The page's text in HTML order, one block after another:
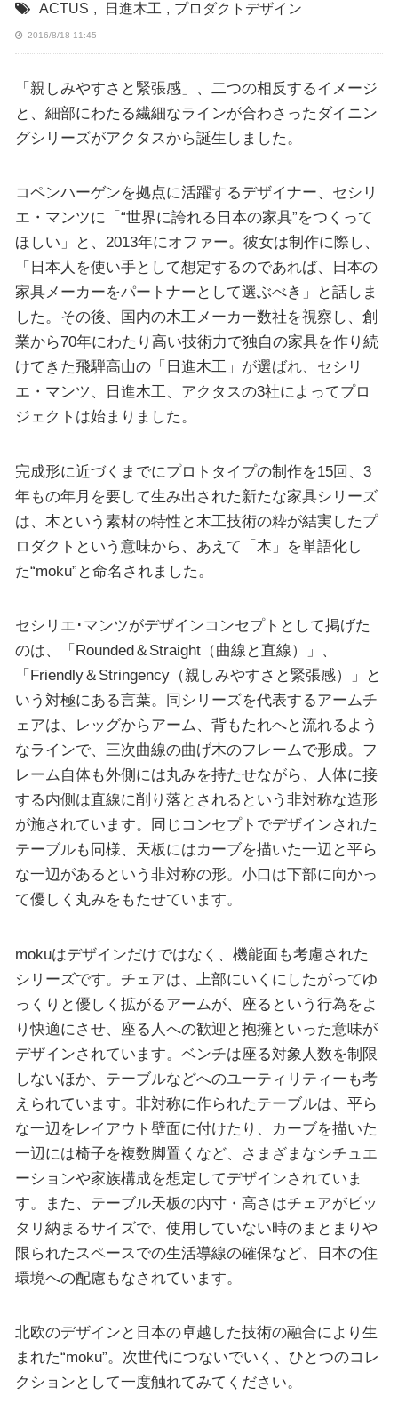
ACTUS , 日進木工 , プロダクトデザイン
2016/8/18 11:45
「親しみやすさと緊張感」、二つの相反するイメージ
と、細部にわたる繊細なラインが合わさったダイニン
グシリーズがアクタスから誕生しました。
コペンハーゲンを拠点に活躍するデザイナー、セシリ
エ・マンツに「“世界に誇れる日本の家具”をつくって
ほしい」と、2013年にオファー。彼女は制作に際し、
「日本人を使い手として想定するのであれば、日本の
家具メーカーをパートナーとして選ぶべき」と話しま
した。その後、国内の木工メーカー数社を視察し、創
業から70年にわたり高い技術力で独自の家具を作り続
けてきた飛騨高山の「日進木工」が選ばれ、セシリ
エ・マンツ、日進木工、アクタスの3社によってプロ
ジェクトは始まりました。
完成形に近づくまでにプロトタイプの制作を15回、3
年もの年月を要して生み出された新たな家具シリーズ
は、木という素材の特性と木工技術の粋が結実したプ
ロダクトという意味から、あえて「木」を単語化し
た“moku”と命名されました。
セシリエ･マンツがデザインコンセプトとして掲げた
のは、「Rounded＆Straight（曲線と直線）」、
「Friendly＆Stringency（親しみやすさと緊張感）」と
いう対極にある言葉。同シリーズを代表するアームチ
ェアは、レッグからアーム、背もたれへと流れるよう
なラインで、三次曲線の曲げ木のフレームで形成。フ
レーム自体も外側には丸みを持たせながら、人体に接
する内側は直線に削り落とされるという非対称な造形
が施されています。同じコンセプトでデザインされた
テーブルも同様、天板にはカーブを描いた一辺と平ら
な一辺があるという非対称の形。小口は下部に向かっ
て優しく丸みをもたせています。
mokuはデザインだけではなく、機能面も考慮された
シリーズです。チェアは、上部にいくにしたがってゆ
っくりと優しく拡がるアームが、座るという行為をよ
り快適にさせ、座る人への歓迎と抱擁といった意味が
デザインされています。ベンチは座る対象人数を制限
しないほか、テーブルなどへのユーティリティーも考
えられています。非対称に作られたテーブルは、平ら
な一辺をレイアウト壁面に付けたり、カーブを描いた
一辺には椅子を複数脚置くなど、さまざまなシチュエ
ーションや家族構成を想定してデザインされていま
す。また、テーブル天板の内寸・高さはチェアがピッ
タリ納まるサイズで、使用していない時のまとまりや
限られたスペースでの生活導線の確保など、日本の住
環境への配慮もなされています。
北欧のデザインと日本の卓越した技術の融合により生
まれた“moku”。次世代につないでいく、ひとつのコレ
クションとして一度触れてみてください。